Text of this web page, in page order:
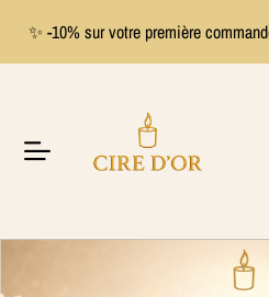
✨ -10% sur votre première